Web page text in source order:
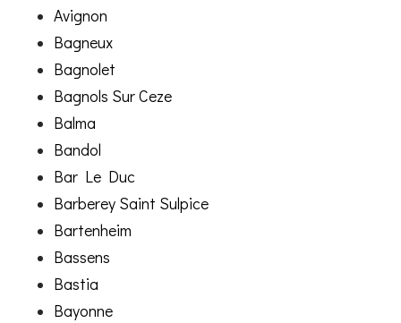
Avignon
Bagneux
Bagnolet
Bagnols Sur Ceze
Balma
Bandol
Bar Le Duc
Barberey Saint Sulpice
Bartenheim
Bassens
Bastia
Bayonne